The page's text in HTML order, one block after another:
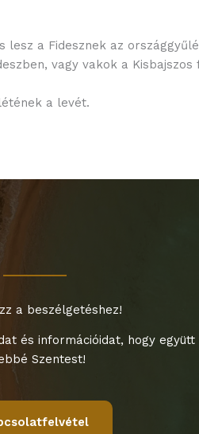
a Fidesznek az
vagy vakok a Kisbajszos
a levét.
a beszélgetéshez!
és információidat, hogy együtt
Szentest!